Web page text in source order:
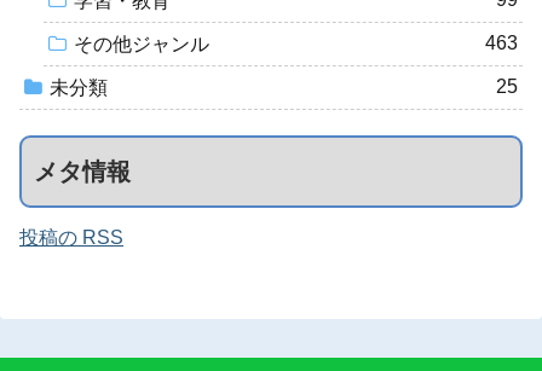
その他ジャンル 463
未分類 25
メタ情報
投稿の RSS